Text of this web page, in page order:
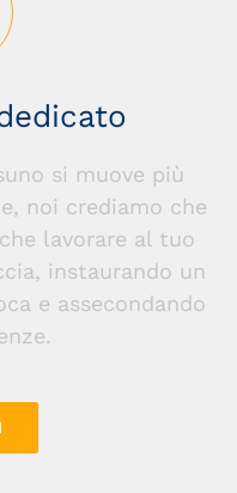
si muove più
noi crediamo che
lavorare al tuo
instaurando un
e assecondando